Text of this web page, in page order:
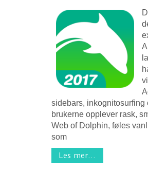
sidebars, inkognitosurfing
brukerne opplever rask,
Web of Dolphin, føles
som
Les mer...